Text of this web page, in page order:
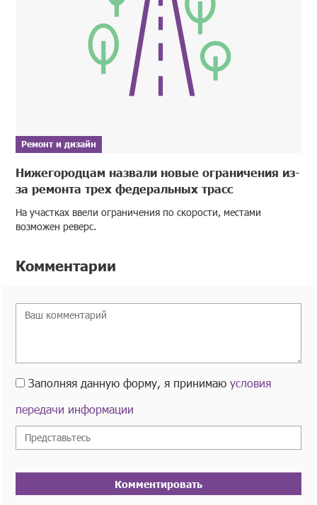
Ремонт и дизайн
Нижегородцам назвали новые ограничения из-
за ремонта трех федеральных трасс
На участках ввели ограничения по скорости, местами
возможен реверс.
Комментарии
Заполняя данную форму, я принимаюусловия
передачи информации
Комментировать